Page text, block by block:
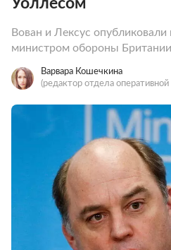
Вован и Лексус
министром обороны
Варвара Кошечкина
(редактор отдела